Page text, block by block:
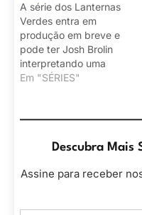
A série dos Lanternas
Verdes entra em
produção em breve e
pode ter Josh Brolin
interpretando uma
versão experiente de Hal
Em "SÉRIES"
Descubra Mais
Assine para receber
Digite seu e-mail…